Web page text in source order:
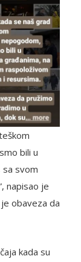
bili u
sa svom
napisao je
obaveza da
kada su